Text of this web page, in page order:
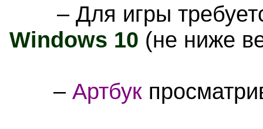
– Для игры
Windows 10 (не ниже
– Артбук